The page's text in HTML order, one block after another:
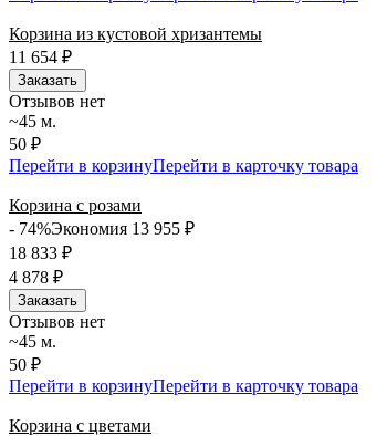
Корзина из кустовой хризантемы
11 654 ₽
Заказать
Отзывов нет
~45 м.
50 ₽
Перейти в корзинуПерейти в карточку товара
Корзина с розами
- 74%Экономия 13 955 ₽
18 833 ₽
4 878 ₽
Заказать
Отзывов нет
~45 м.
50 ₽
Перейти в корзинуПерейти в карточку товара
Корзина с цветами